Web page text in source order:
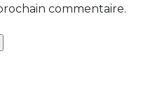
commentaire.